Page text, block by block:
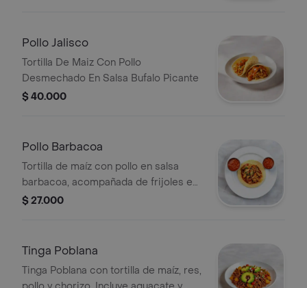
Pollo Jalisco
Tortilla De Maiz Con Pollo
Desmechado En Salsa Bufalo Picante
$ 40.000
Pollo Barbacoa
Tortilla de maíz con pollo en salsa
barbacoa, acompañada de frijoles en
salsa.
$ 27.000
Tinga Poblana
Tinga Poblana con tortilla de maíz, res,